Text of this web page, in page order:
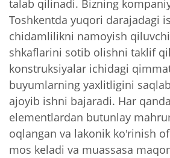
talab qilinadi. Bizning
Toshkentda yuqori darajadagi
chidamlilikni namoyish
shkaflarini sotib olishni taklif
konstruksiyalar ichidagi
buyumlarning yaxlitligini
ajoyib ishni bajaradi. Har
elementlardan butunlay
oqlangan va lakonik ko'rinish
mos keladi va muassasa